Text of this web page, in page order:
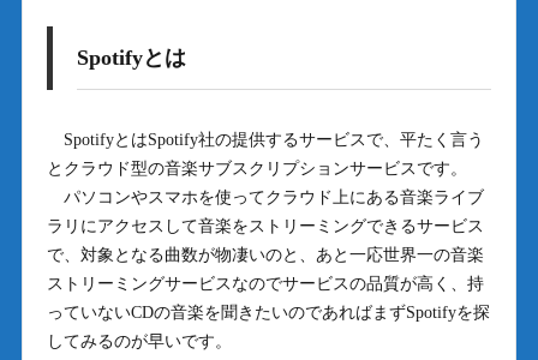
Spotifyとは
SpotifyとはSpotify社の提供するサービスで、平たく言う
とクラウド型の音楽サブスクリプションサービスです。
パソコンやスマホを使ってクラウド上にある音楽ライブ
ラリにアクセスして音楽をストリーミングできるサービス
で、対象となる曲数が物凄いのと、あと一応世界一の音楽
ストリーミングサービスなのでサービスの品質が高く、持
っていないCDの音楽を聞きたいのであればまずSpotifyを探
してみるのが早いです。